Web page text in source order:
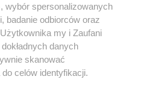
regulamin korzystania z portali
Skontakuj sięz nami
Kontakt
Wydawca
Redakcja
wybór spersonalizowanych
badanie odbiorców oraz
my i Zaufani
danych
skanować
celów identyfikacji.